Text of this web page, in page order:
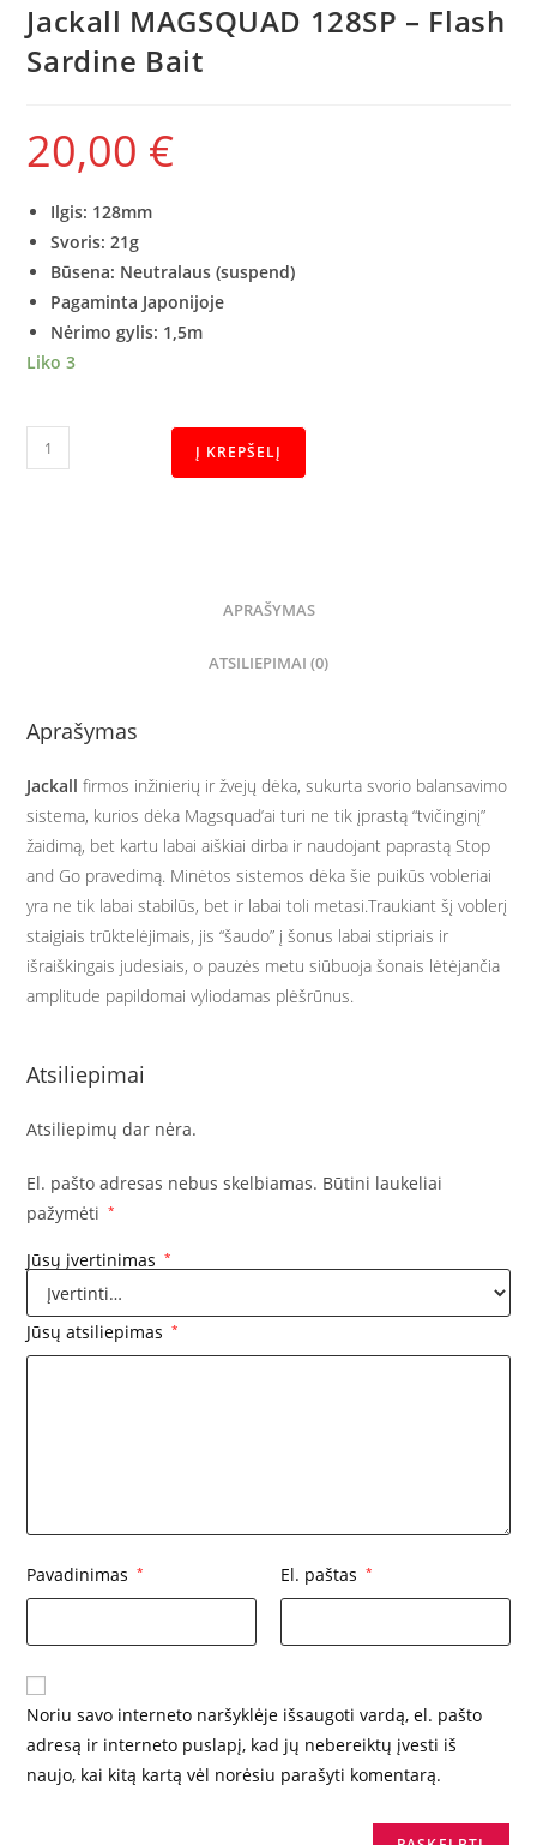
Jackall MAGSQUAD 128SP – Flash
Sardine Bait
20,00 €
Ilgis: 128mm
Svoris: 21g
Būsena: Neutralaus (suspend)
Pagaminta Japonijoje
Nėrimo gylis: 1,5m
Liko 3
Į KREPŠELĮ
APRAŠYMAS
ATSILIEPIMAI (0)
Aprašymas
Jackall firmos inžinierių ir žvejų dėka, sukurta svorio balansavimo
sistema, kurios dėka Magsquad’ai turi ne tik įprastą “tvičinginį”
žaidimą, bet kartu labai aiškiai dirba ir naudojant paprastą Stop
and Go pravedimą. Minėtos sistemos dėka šie puikūs vobleriai
yra ne tik labai stabilūs, bet ir labai toli metasi.Traukiant šį voblerį
staigiais trūktelėjimais, jis “šaudo” į šonus labai stipriais ir
išraiškingais judesiais, o pauzės metu siūbuoja šonais lėtėjančia
amplitude papildomai vyliodamas plėšrūnus.
Atsiliepimai
Atsiliepimų dar nėra.
El. pašto adresas nebus skelbiamas. Būtini laukeliai
pažymėti
*
Jūsų įvertinimas *
Jūsų atsiliepimas *
Pavadinimas * El. paštas *
Noriu savo interneto naršyklėje išsaugoti vardą, el. pašto
adresą ir interneto puslapį, kad jų nebereiktų įvesti iš
naujo, kai kitą kartą vėl norėsiu parašyti komentarą.